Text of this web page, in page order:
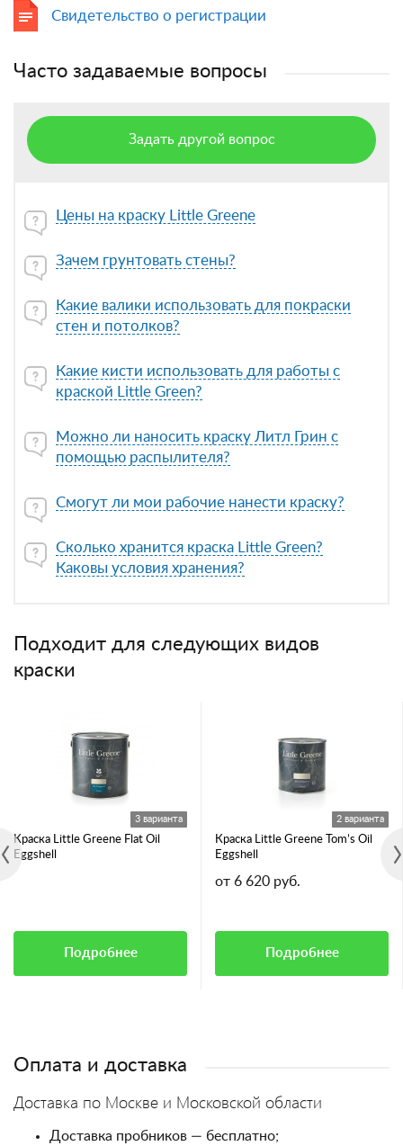
Свидетельство о регистрации
Часто задаваемые вопросы
Задать другой вопрос
Цены на краску Little Greene
Зачем грунтовать стены?
Какие валики использовать для покраски
стен и потолков?
Какие кисти использовать для работы с
краской Little Green?
Можно ли наносить краску Литл Грин с
помощью распылителя?
Смогут ли мои рабочие нанести краску?
Сколько хранится краска Little Green?
Каковы условия хранения?
Подходит для следующих видов
краски
3 варианта
Краска Little Greene Flat Oil
Eggshell
Подробнее
2 варианта
Краска Little Greene Tom’s Oil
Eggshell
от 6 620 руб.
Подробнее
Оплата и доставка
Доставка по Москве и Московской области
Доставка пробников — бесплатно;